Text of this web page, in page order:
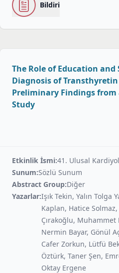
Bildiri
The Role of Education
Diagnosis of
Preliminary Findings
Study
Etkinlik İsmi:41. Ulusal
Sunum:Sözlü Sunum
Abstract Group:Diğer
Yazarlar:Işık Tekin, Yalın Tolga
Kaplan, Hatice
Çırakoğlu, Muhammet
Nermin Bayar, Gönül
Cafer Zorkun, Lütfü
Öztürk, Taner Şen,
Oktay Ergene